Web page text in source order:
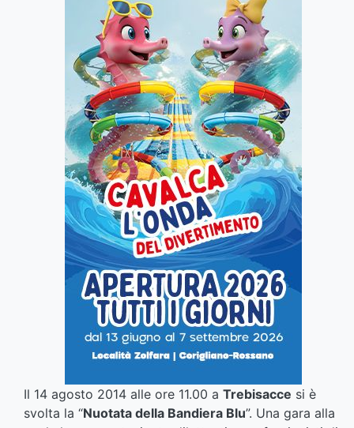
Il 14 agosto 2014 alle ore 11.00 a Trebisacce si è
svolta la “Nuotata della Bandiera Blu”. Una gara alla